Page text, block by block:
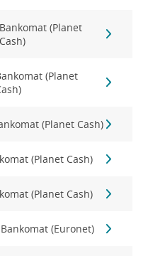
Bankomat (Planet
Cash)
(Planet
(Planet Cash)
(Planet Cash)
(Planet Cash)
Bankomat (Euronet)